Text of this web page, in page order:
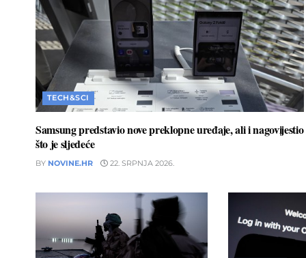
TECH&SCI
Samsung predstavio nove preklopne uređaje, ali i nagovijestio
što je sljedeće
BY NOVINE.HR 22. SRPNJA 2026.